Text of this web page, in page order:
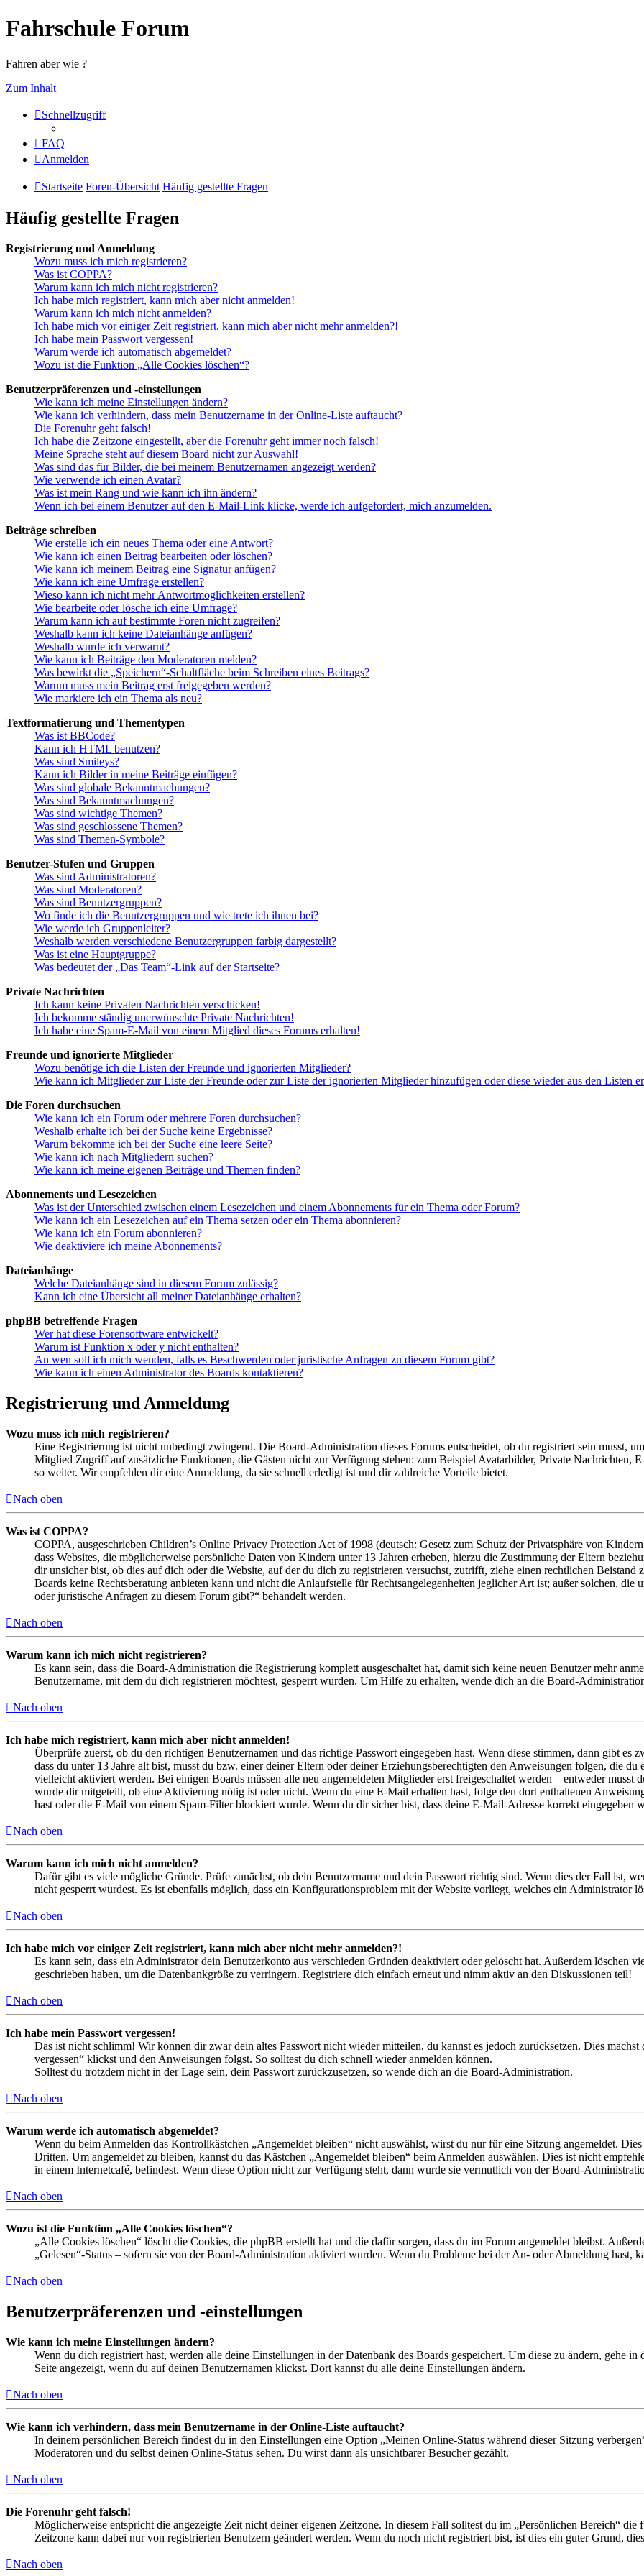
Fahrschule Forum
Fahren aber wie ?
Zum Inhalt
Schnellzugriff
FAQ
Anmelden
Startseite Foren-Übersicht Häufig gestellte Fragen
Häufig gestellte Fragen
Registrierung und Anmeldung
Wozu muss ich mich registrieren?
Was ist COPPA?
Warum kann ich mich nicht registrieren?
Ich habe mich registriert, kann mich aber nicht anmelden!
Warum kann ich mich nicht anmelden?
Ich habe mich vor einiger Zeit registriert, kann mich aber nicht mehr anmelden?!
Ich habe mein Passwort vergessen!
Warum werde ich automatisch abgemeldet?
Wozu ist die Funktion „Alle Cookies löschen“?
Benutzerpräferenzen und -einstellungen
Wie kann ich meine Einstellungen ändern?
Wie kann ich verhindern, dass mein Benutzername in der Online-Liste auftaucht?
Die Forenuhr geht falsch!
Ich habe die Zeitzone eingestellt, aber die Forenuhr geht immer noch falsch!
Meine Sprache steht auf diesem Board nicht zur Auswahl!
Was sind das für Bilder, die bei meinem Benutzernamen angezeigt werden?
Wie verwende ich einen Avatar?
Was ist mein Rang und wie kann ich ihn ändern?
Wenn ich bei einem Benutzer auf den E-Mail-Link klicke, werde ich aufgefordert, mich anzumelden.
Beiträge schreiben
Wie erstelle ich ein neues Thema oder eine Antwort?
Wie kann ich einen Beitrag bearbeiten oder löschen?
Wie kann ich meinem Beitrag eine Signatur anfügen?
Wie kann ich eine Umfrage erstellen?
Wieso kann ich nicht mehr Antwortmöglichkeiten erstellen?
Wie bearbeite oder lösche ich eine Umfrage?
Warum kann ich auf bestimmte Foren nicht zugreifen?
Weshalb kann ich keine Dateianhänge anfügen?
Weshalb wurde ich verwarnt?
Wie kann ich Beiträge den Moderatoren melden?
Was bewirkt die „Speichern“-Schaltfläche beim Schreiben eines Beitrags?
Warum muss mein Beitrag erst freigegeben werden?
Wie markiere ich ein Thema als neu?
Textformatierung und Thementypen
Was ist BBCode?
Kann ich HTML benutzen?
Was sind Smileys?
Kann ich Bilder in meine Beiträge einfügen?
Was sind globale Bekanntmachungen?
Was sind Bekanntmachungen?
Was sind wichtige Themen?
Was sind geschlossene Themen?
Was sind Themen-Symbole?
Benutzer-Stufen und Gruppen
Was sind Administratoren?
Was sind Moderatoren?
Was sind Benutzergruppen?
Wo finde ich die Benutzergruppen und wie trete ich ihnen bei?
Wie werde ich Gruppenleiter?
Weshalb werden verschiedene Benutzergruppen farbig dargestellt?
Was ist eine Hauptgruppe?
Was bedeutet der „Das Team“-Link auf der Startseite?
Private Nachrichten
Ich kann keine Privaten Nachrichten verschicken!
Ich bekomme ständig unerwünschte Private Nachrichten!
Ich habe eine Spam-E-Mail von einem Mitglied dieses Forums erhalten!
Freunde und ignorierte Mitglieder
Wozu benötige ich die Listen der Freunde und ignorierten Mitglieder?
Wie kann ich Mitglieder zur Liste der Freunde oder zur Liste der ignorierten Mitglieder hinzufügen oder diese wieder aus den Listen
Die Foren durchsuchen
Wie kann ich ein Forum oder mehrere Foren durchsuchen?
Weshalb erhalte ich bei der Suche keine Ergebnisse?
Warum bekomme ich bei der Suche eine leere Seite?
Wie kann ich nach Mitgliedern suchen?
Wie kann ich meine eigenen Beiträge und Themen finden?
Abonnements und Lesezeichen
Was ist der Unterschied zwischen einem Lesezeichen und einem Abonnements für ein Thema oder Forum?
Wie kann ich ein Lesezeichen auf ein Thema setzen oder ein Thema abonnieren?
Wie kann ich ein Forum abonnieren?
Wie deaktiviere ich meine Abonnements?
Dateianhänge
Welche Dateianhänge sind in diesem Forum zulässig?
Kann ich eine Übersicht all meiner Dateianhänge erhalten?
phpBB betreffende Fragen
Wer hat diese Forensoftware entwickelt?
Warum ist Funktion x oder y nicht enthalten?
An wen soll ich mich wenden, falls es Beschwerden oder juristische Anfragen zu diesem Forum gibt?
Wie kann ich einen Administrator des Boards kontaktieren?
Registrierung und Anmeldung
Wozu muss ich mich registrieren?
Eine Registrierung ist nicht unbedingt zwingend. Die Board-Administration dieses Forums entscheidet, ob du registriert sein musst,
Mitglied Zugriff auf zusätzliche Funktionen, die Gästen nicht zur Verfügung stehen: zum Beispiel Avatarbilder, Private Nachrichten,
so weiter. Wir empfehlen dir eine Anmeldung, da sie schnell erledigt ist und dir zahlreiche Vorteile bietet.
Nach oben
Was ist COPPA?
COPPA, ausgeschrieben Children’s Online Privacy Protection Act of 1998 (deutsch: Gesetz zum Schutz der Privatsphäre von
dass Websites, die möglicherweise persönliche Daten von Kindern unter 13 Jahren erheben, hierzu die Zustimmung der Eltern
dir unsicher bist, ob dies auf dich oder die Website, auf der du dich zu registrieren versuchst, zutrifft, ziehe einen rechtlichen
Boards keine Rechtsberatung anbieten kann und nicht die Anlaufstelle für Rechtsangelegenheiten jeglicher Art ist; außer solchen,
oder juristische Anfragen zu diesem Forum gibt?“ behandelt werden.
Nach oben
Warum kann ich mich nicht registrieren?
Es kann sein, dass die Board-Administration die Registrierung komplett ausgeschaltet hat, damit sich keine neuen Benutzer mehr
Benutzername, mit dem du dich registrieren möchtest, gesperrt wurden. Um Hilfe zu erhalten, wende dich an die Board-
Nach oben
Ich habe mich registriert, kann mich aber nicht anmelden!
Überprüfe zuerst, ob du den richtigen Benutzernamen und das richtige Passwort eingegeben hast. Wenn diese stimmen, dann gibt es
dass du unter 13 Jahre alt bist, musst du bzw. einer deiner Eltern oder deiner Erziehungsberechtigten den Anweisungen folgen, die
vielleicht aktiviert werden. Bei einigen Boards müssen alle neu angemeldeten Mitglieder erst freigeschaltet werden – entweder musst
wurde dir mitgeteilt, ob eine Aktivierung nötig ist oder nicht. Wenn du eine E-Mail erhalten hast, folge den dort enthaltenen
hast oder die E-Mail von einem Spam-Filter blockiert wurde. Wenn du dir sicher bist, dass deine E-Mail-Adresse korrekt eingegeben
Nach oben
Warum kann ich mich nicht anmelden?
Dafür gibt es viele mögliche Gründe. Prüfe zunächst, ob dein Benutzername und dein Passwort richtig sind. Wenn dies der Fall ist,
nicht gesperrt wurdest. Es ist ebenfalls möglich, dass ein Konfigurationsproblem mit der Website vorliegt, welches ein Administrator
Nach oben
Ich habe mich vor einiger Zeit registriert, kann mich aber nicht mehr anmelden?!
Es kann sein, dass ein Administrator dein Benutzerkonto aus verschieden Gründen deaktiviert oder gelöscht hat. Außerdem löschen
geschrieben haben, um die Datenbankgröße zu verringern. Registriere dich einfach erneut und nimm aktiv an den Diskussionen teil!
Nach oben
Ich habe mein Passwort vergessen!
Das ist nicht schlimm! Wir können dir zwar dein altes Passwort nicht wieder mitteilen, du kannst es jedoch zurücksetzen. Dies
vergessen“ klickst und den Anweisungen folgst. So solltest du dich schnell wieder anmelden können.
Solltest du trotzdem nicht in der Lage sein, dein Passwort zurückzusetzen, so wende dich an die Board-Administration.
Nach oben
Warum werde ich automatisch abgemeldet?
Wenn du beim Anmelden das Kontrollkästchen „Angemeldet bleiben“ nicht auswählst, wirst du nur für eine Sitzung angemeldet.
Dritten. Um angemeldet zu bleiben, kannst du das Kästchen „Angemeldet bleiben“ beim Anmelden auswählen. Dies ist nicht
in einem Internetcafé, befindest. Wenn diese Option nicht zur Verfügung steht, dann wurde sie vermutlich von der Board-
Nach oben
Wozu ist die Funktion „Alle Cookies löschen“?
„Alle Cookies löschen“ löscht die Cookies, die phpBB erstellt hat und die dafür sorgen, dass du im Forum angemeldet bleibst.
„Gelesen“-Status – sofern sie von der Board-Administration aktiviert wurden. Wenn du Probleme bei der An- oder Abmeldung hast,
Nach oben
Benutzerpräferenzen und -einstellungen
Wie kann ich meine Einstellungen ändern?
Wenn du dich registriert hast, werden alle deine Einstellungen in der Datenbank des Boards gespeichert. Um diese zu ändern, gehe
Seite angezeigt, wenn du auf deinen Benutzernamen klickst. Dort kannst du alle deine Einstellungen ändern.
Nach oben
Wie kann ich verhindern, dass mein Benutzername in der Online-Liste auftaucht?
In deinem persönlichen Bereich findest du in den Einstellungen eine Option „Meinen Online-Status während dieser Sitzung
Moderatoren und du selbst deinen Online-Status sehen. Du wirst dann als unsichtbarer Besucher gezählt.
Nach oben
Die Forenuhr geht falsch!
Möglicherweise entspricht die angezeigte Zeit nicht deiner eigenen Zeitzone. In diesem Fall solltest du im „Persönlichen Bereich“
Zeitzone kann dabei nur von registrierten Benutzern geändert werden. Wenn du noch nicht registriert bist, ist dies ein guter Grund,
Nach oben